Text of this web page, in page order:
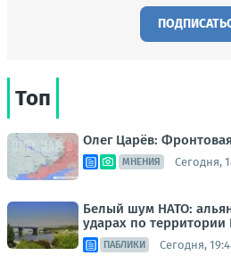
Топ
Олег Царёв: Фронтовая
МНЕНИЯ Сегодня,
Белый шум НАТО:
ударах по
ПАБЛИКИ Сегодня,